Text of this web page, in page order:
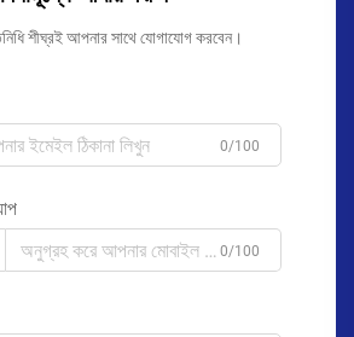
শীঘ্রই আপনার সাথে যোগাযোগ করবেন।
0/100
0/100